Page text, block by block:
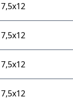
7,5х12
7,5х12
7,5х12
7,5х12